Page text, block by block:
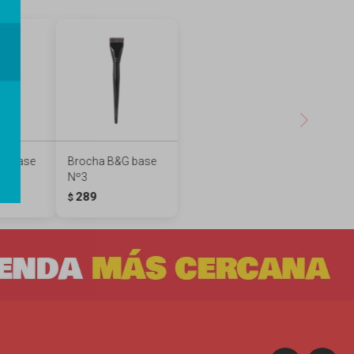
base
Brocha B&G base
Nº3
$ 289